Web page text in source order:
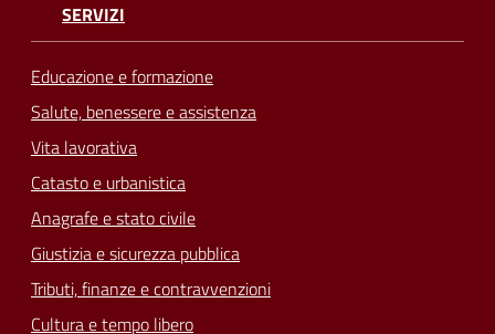
SERVIZI
Educazione e formazione
Salute, benessere e assistenza
Vita lavorativa
Catasto e urbanistica
Anagrafe e stato civile
Giustizia e sicurezza pubblica
Tributi, finanze e contravvenzioni
Cultura e tempo libero